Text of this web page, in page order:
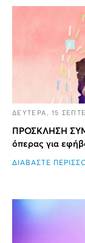
ΔΕΥΤΕΡΑ, 15
ΠΡΟΣΚΛΗΣΗ
όπερας για
ΔΙΑΒΑΣΤΕ